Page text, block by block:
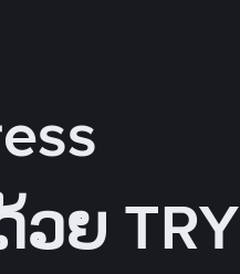
ວຍ TRY